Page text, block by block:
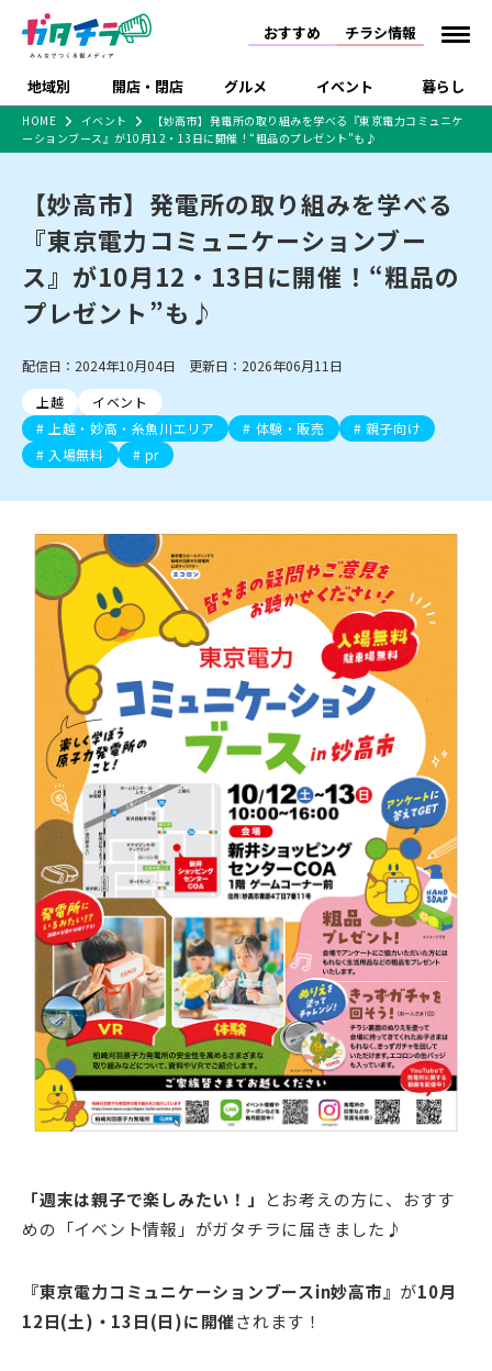
おすすめ チラシ情報
地域別 開店・閉店 グルメ イベント 暮らし
新潟市 下越
中越 上越
新潟市中央区 新潟市東区
新潟市南区
新潟市江南区 新潟市秋葉区
新潟市西蒲区
村上・関川
新発田・聖籠
胎内・粟島
三条・加茂・田上
五泉・阿賀野・阿賀
燕・弥彦
長岡・見附
小千谷・十日町・津南
魚沼・南魚沼・湯沢
柏崎・刈羽・出雲崎
上越・妙高・糸魚川
開店 閉店
リニューアル・移転 休業 開店まとめ
閉店まとめ
新潟市・開店
新潟市・閉店
ラーメン 現地レポート
和食 洋食
ご当地グルメ 食べ歩き
カフェ
居酒屋・バー 焼肉
パスタ
パン・ベーカリー
タレカツ・豚カツ
デカ盛り・大盛り
旨辛・激辛
定食・町定食 海鮮・鮨
そば・うどん
日本酒・新潟清酒
ワイン・クラフトビール
ケーキ・パフェ
ビアガーデン・暑気払い
忘新年会・歓送迎会
体験・販売 祭り・伝統行事
趣味・展示会 ライブ・コンサート
にいがた酒の陣・新潟
セミナー・講演会
住宅展示場
完成見学会 学生スポーツ アルビレックス
施設・ショップ
住宅メーカー・工務
店
食品メーカー・県産
品
観光スポット
温泉・入浴
リラクゼーション・整体
スキー場
リユース・買取
病院・クリニック
ビルボードプレイスBP
新潟伊勢丹
ピア万代
リバーサイド千秋
パティオPATIO
特売セール インタビュー
特集・まとめ記事
ランキング
開店まとめ
閉店まとめ 人気記事まとめ
ラーメンまとめ
食品スーパー・コンビ
戸建住宅・マンショ
ショッピングモール・
大型施設
ドラッグストア・ホーム
センター
インテリア・雑貨
外食・テイクアウト
新車・中古車・カー用品
上越・妙高・糸魚川 チラシ
週末セール
火曜セール
オープン・リニューアルセール
周年祭・感謝祭セール
年末・初売りセール
HOME イベント
【妙高市】発電所の取り組みを学べる『東京電力コミュニケ
ーションブース』が10月12・13日に開催！“粗品のプレゼント”も♪
【妙高市】発電所の取り組みを学べる
『東京電力コミュニケーションブー
ス』が10月12・13日に開催！“粗品の
プレゼント”も♪
配信日：2024年10月04日 更新日：2026年06月11日
上越
イベント
上越・妙高・糸魚川エリア
体験・販売
親子向け
入場無料
pr
「週末は親子で楽しみたい！」
とお考えの方に、おすす
めの「イベント情報」がガタチラに届きました♪
『東京電力コミュニケーションブースin妙高市』 が10月
12日(土)・13日(日)に開催されます！